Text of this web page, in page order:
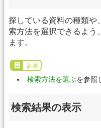
探している資料の種類や
索方法を選択できるよう
ます。
参照
検索方法を選ぶを参照
検索結果の表示